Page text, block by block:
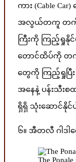
ကား (Cable
အလွယ်တကူ တက်ရ
ကြီးကို ကြည့်ရှုနိုင်
တောင်ထိပ်ကို တက်ရ
တွေကို ကြည့်ရှုပြီး
အနေနဲ့ ပန်းသီးစ
ရှိရှိ သုံးဆောင်နိုင်
၆။ အီတလီ ဂါဒါရ
The